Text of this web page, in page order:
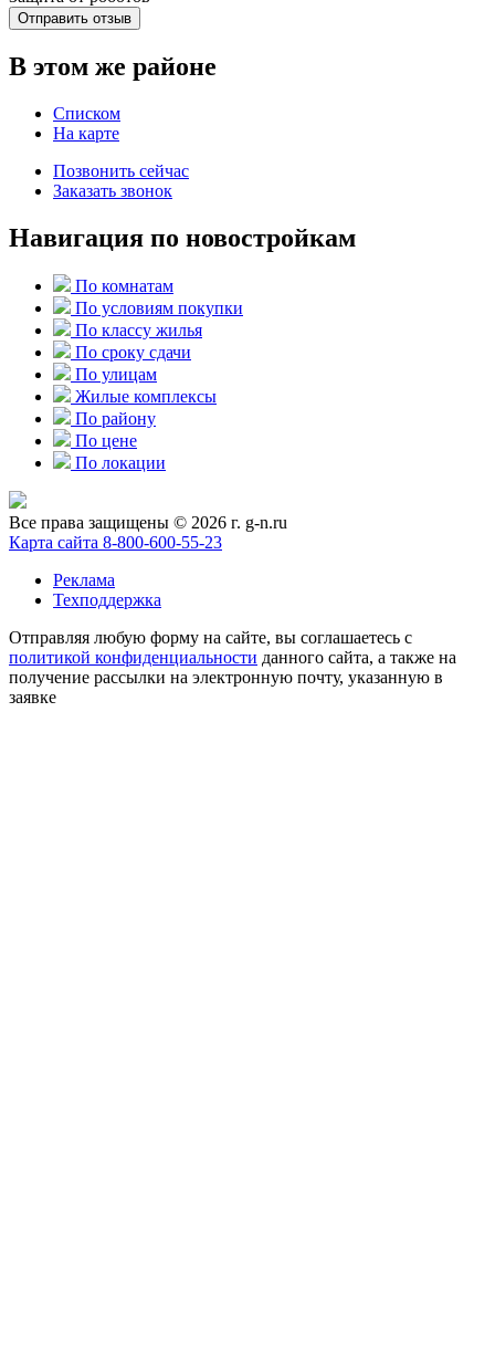
Отправить отзыв
В этом же районе
Списком
На карте
Позвонить сейчас
Заказать звонок
Навигация по новостройкам
По комнатам
По условиям покупки
По классу жилья
По сроку сдачи
По улицам
Жилые комплексы
По району
По цене
По локации
Все права защищены © 2026 г. g-n.ru
Карта сайта 8-800-600-55-23
Реклама
Техподдержка
Отправляя любую форму на сайте, вы соглашаетесь с
политикой конфиденциальности данного сайта, а также на
получение рассылки на электронную почту, указанную в
заявке